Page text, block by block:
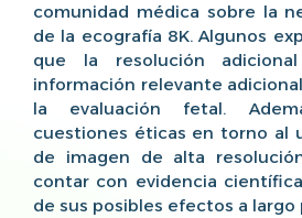
comunidad médica sobre la
de la ecografía 8K. Algunos
que la resolución
información relevante
la evaluación fetal.
cuestiones éticas en torno al
de imagen de alta
contar con evidencia
de sus posibles efectos a